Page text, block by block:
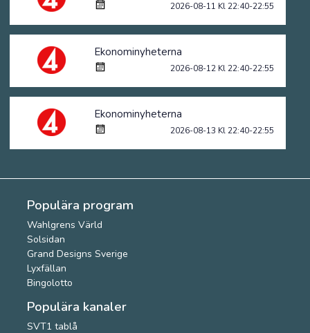
2026-08-11 Kl 22:40-22:55
Ekonominyheterna
2026-08-12 Kl 22:40-22:55
Ekonominyheterna
2026-08-13 Kl 22:40-22:55
Populära program
Wahlgrens Värld
Solsidan
Grand Designs Sverige
Lyxfällan
Bingolotto
Populära kanaler
SVT1 tablå